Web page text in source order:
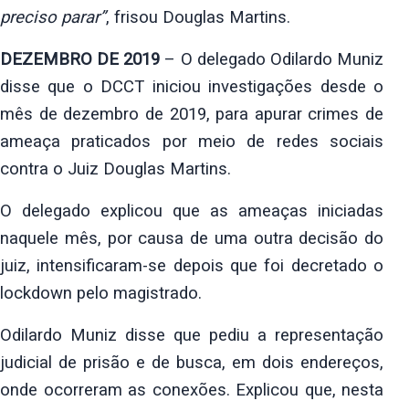
preciso parar”, frisou Douglas Martins.
DEZEMBRO DE 2019 – O delegado Odilardo Muniz
disse que o DCCT iniciou investigações desde o
mês de dezembro de 2019, para apurar crimes de
ameaça praticados por meio de redes sociais
contra o Juiz Douglas Martins.
O delegado explicou que as ameaças iniciadas
naquele mês, por causa de uma outra decisão do
juiz, intensificaram-se depois que foi decretado o
lockdown pelo magistrado.
Odilardo Muniz disse que pediu a representação
judicial de prisão e de busca, em dois endereços,
onde ocorreram as conexões. Explicou que, nesta